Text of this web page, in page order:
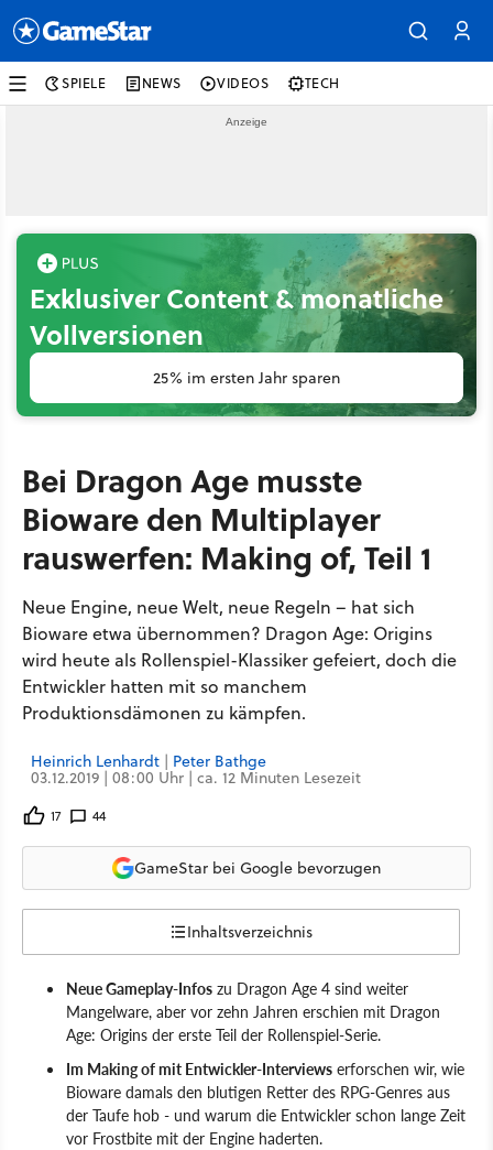
SPIELE NEWS VIDEOS TECH
Exklusiver Content & monatliche
Vollversionen
25% im ersten Jahr sparen
Bei Dragon Age musste
Bioware den Multiplayer
rauswerfen: Making of, Teil 1
Neue Engine, neue Welt, neue Regeln – hat sich
Bioware etwa übernommen? Dragon Age: Origins
wird heute als Rollenspiel-Klassiker gefeiert, doch die
Entwickler hatten mit so manchem
Produktionsdämonen zu kämpfen.
Heinrich Lenhardt | Peter Bathge
03.12.2019 | 08:00 Uhr | ca. 12 Minuten Lesezeit
17 44
GameStar bei Google bevorzugen
Inhaltsverzeichnis
Neue Gameplay-Infos zu Dragon Age 4 sind weiter
Mangelware, aber vor zehn Jahren erschien mit Dragon
Age: Origins der erste Teil der Rollenspiel-Serie.
Im Making of mit Entwickler-Interviews erforschen wir, wie
Bioware damals den blutigen Retter des RPG-Genres aus
der Taufe hob - und warum die Entwickler schon lange Zeit
vor Frostbite mit der Engine haderten.